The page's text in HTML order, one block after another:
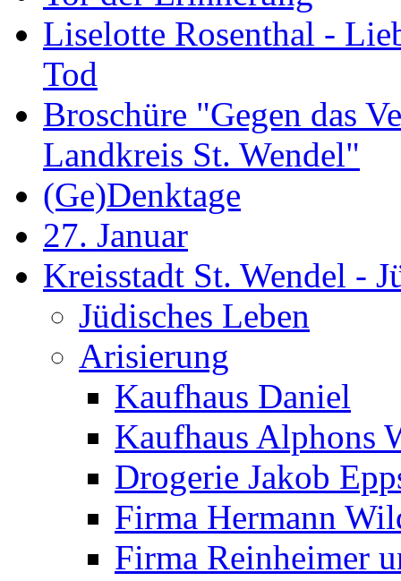
Liselotte Rosenthal -
Tod
Broschüre "Gegen das
Landkreis St. Wendel"
(Ge)Denktage
27. Januar
Kreisstadt St. Wendel -
Jüdisches Leben
Arisierung
Kaufhaus Daniel
Kaufhaus Alphons
Drogerie Jakob
Firma Hermann
Firma Reinheimer